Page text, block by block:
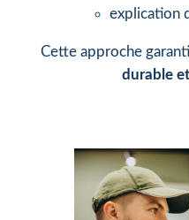
explication
Cette approche
durable